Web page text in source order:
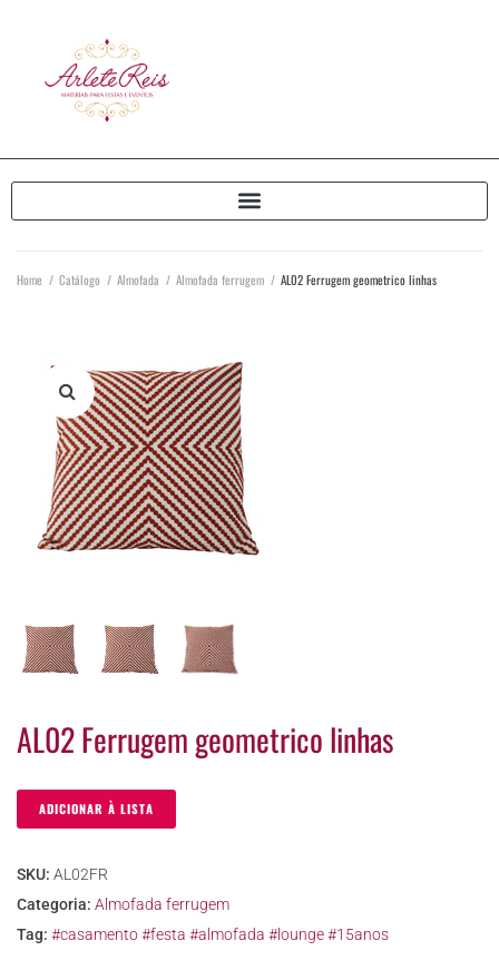
Home / Catálogo / Almofada / Almofada ferrugem / AL02 Ferrugem geometrico linhas
AL02 Ferrugem geometrico linhas
ADICIONAR À LISTA
SKU: AL02FR
Categoria: Almofada ferrugem
Tag: #casamento #festa #almofada #lounge #15anos